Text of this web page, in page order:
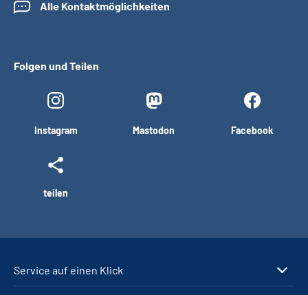
Alle Kontaktmöglichkeiten
Folgen und Teilen
Instagram Mastodon Facebook
teilen
Service auf einen Klick